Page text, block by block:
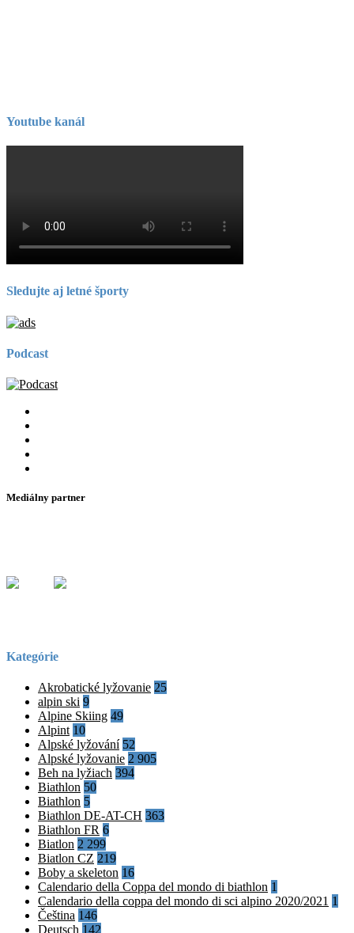
Youtube kanál
Sledujte aj letné športy
Podcast
Mediálny partner
Kategórie
Akrobatické lyžovanie 25
alpin ski 9
Alpine Skiing 49
Alpint 10
Alpské lyžování 52
Alpské lyžovanie 2 905
Beh na lyžiach 394
Biathlon 50
Biathlon 5
Biathlon DE-AT-CH 363
Biathlon FR 6
Biatlon 2 299
Biatlon CZ 219
Boby a skeleton 16
Calendario della Coppa del mondo di biathlon 1
Calendario della coppa del mondo di sci alpino 2020/2021 1
Čeština 146
Deutsch 142